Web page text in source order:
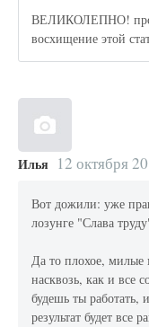
ВЕЛИКОЛЕПНО!
восхищение этой
Илья 12 октября
Вот дожили: уже
лозунге "Слава
Да то плохое, милые
насквозь, как и все
будешь ты работать,
результат будет все